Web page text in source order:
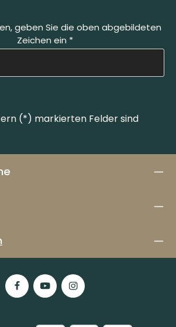
geben Sie die oben abgebildeten
Zeichen ein *
(*) markierten Felder sind